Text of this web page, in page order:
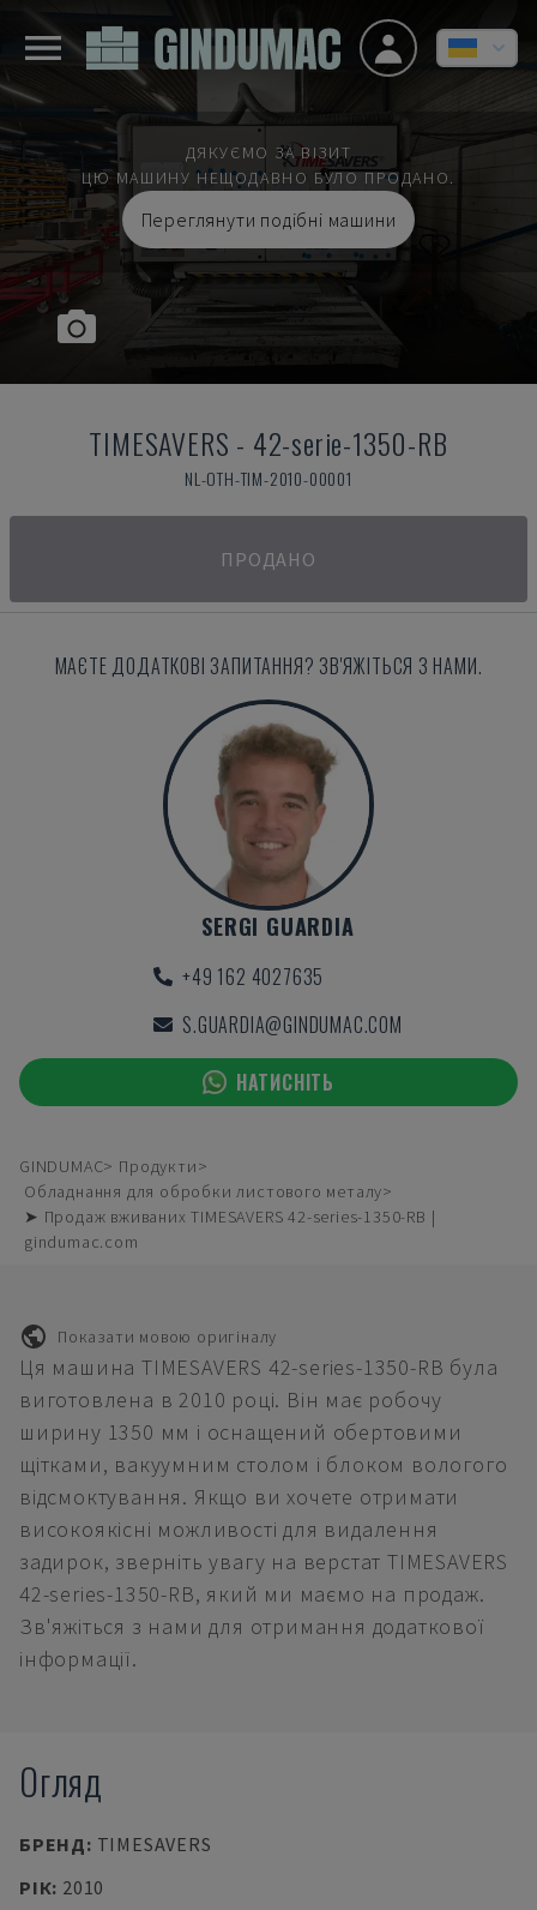
ДЯКУЄМО ЗА ВІЗИТ
ЦЮ МАШИНУ НЕЩОДАВНО БУЛО ПРОДАНО.
Переглянути подібні машини
TIMESAVERS - 42-serie-1350-RB
NL-OTH-TIM-2010-00001
ПРОДАНО
МАЄТЕ ДОДАТКОВІ ЗАПИТАННЯ? ЗВ'ЯЖІТЬСЯ З НАМИ.
SERGI GUARDIA
+49 162 4027635
S.GUARDIA@GINDUMAC.COM
НАТИСНІТЬ
GINDUMAC
Продукти
Обладнання для обробки листового металу
➤ Продаж вживаних TIMESAVERS 42-series-1350-RB |
gindumac.com
Показати мовою оригіналу
Ця машина TIMESAVERS 42-series-1350-RB була
виготовлена в 2010 році. Він має робочу
ширину 1350 мм і оснащений обертовими
щітками, вакуумним столом і блоком вологого
відсмоктування. Якщо ви хочете отримати
високоякісні можливості для видалення
задирок, зверніть увагу на верстат TIMESAVERS
42-series-1350-RB, який ми маємо на продаж.
Зв'яжіться з нами для отримання додаткової
інформації.
Огляд
БРЕНД: TIMESAVERS
РІК: 2010